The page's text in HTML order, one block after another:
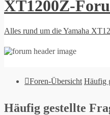
XT1200Z-
Alles rund um die Yamaha
Foren-Übersicht Häufig
Häufig gestellte